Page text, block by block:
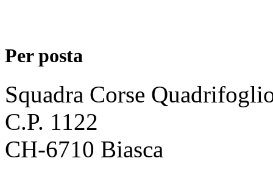
Per posta
Squadra Corse
C.P. 1122
CH-6710 Biasca